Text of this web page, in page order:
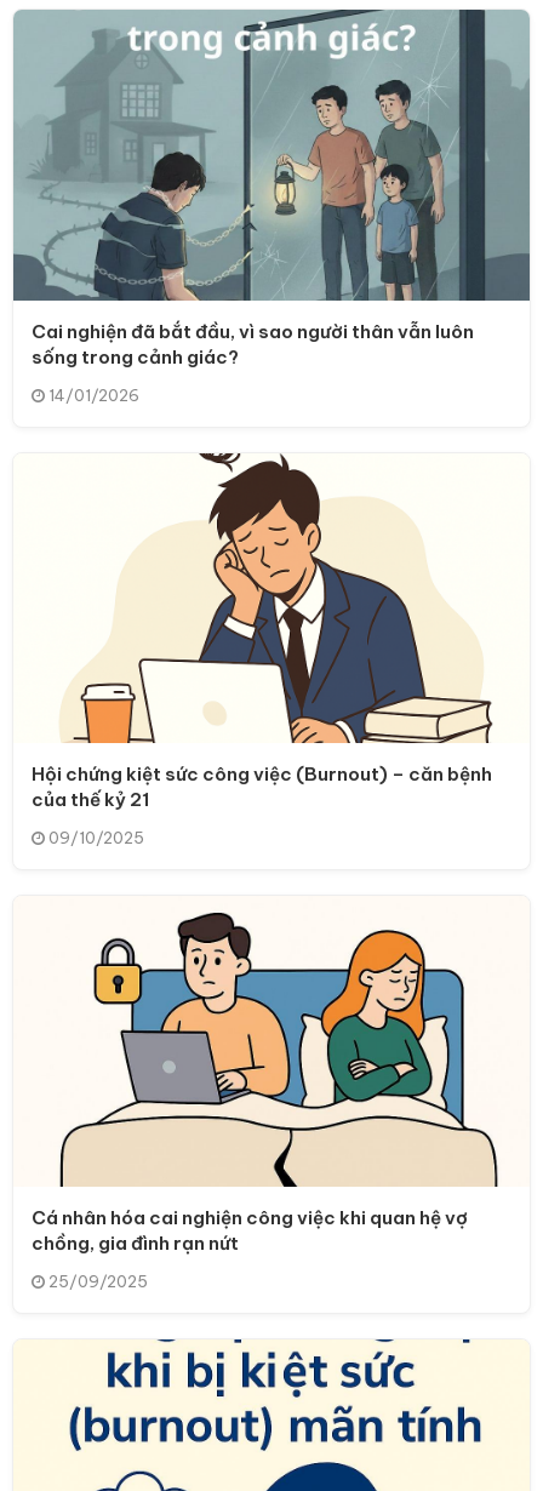
Cai nghiện đã bắt đầu, vì sao người thân vẫn luôn
sống trong cảnh giác?
14/01/2026
Hội chứng kiệt sức công việc (Burnout) – căn bệnh
của thế kỷ 21
09/10/2025
Cá nhân hóa cai nghiện công việc khi quan hệ vợ
chồng, gia đình rạn nứt
25/09/2025